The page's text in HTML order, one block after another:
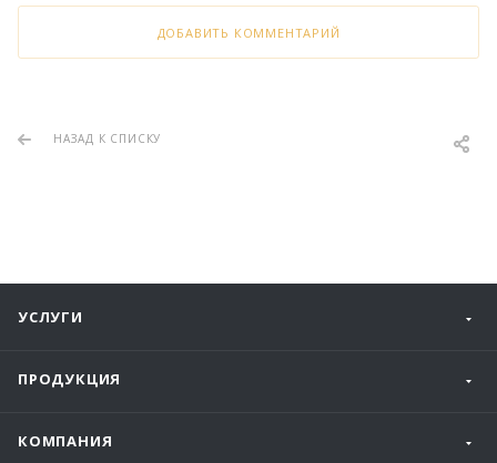
ДОБАВИТЬ КОММЕНТАРИЙ
НАЗАД К СПИСКУ
УСЛУГИ
ПРОДУКЦИЯ
КОМПАНИЯ